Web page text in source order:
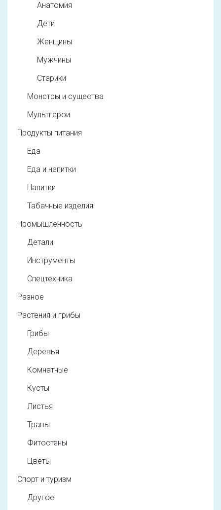
Анатомия
Дети
Женщины
Мужчины
Старики
Монстры и существа
Мультгерои
Продукты питания
Еда
Еда и напитки
Напитки
Табачные изделия
Промышленность
Детали
Инструменты
Спецтехника
Разное
Растения и грибы
Грибы
Деревья
Комнатные
Кусты
Листья
Травы
Фитостены
Цветы
Спорт и туризм
Другое